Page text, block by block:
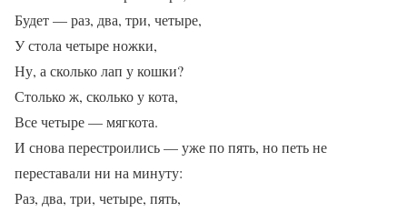
Будет — раз, два, три, четыре,
У стола четыре ножки,
Ну, а сколько лап у кошки?
Столько ж, сколько у кота,
Все четыре — мягкота.
И снова перестроились — уже по пять, но петь не
переставали ни на минуту:
Раз, два, три, четыре, пять,